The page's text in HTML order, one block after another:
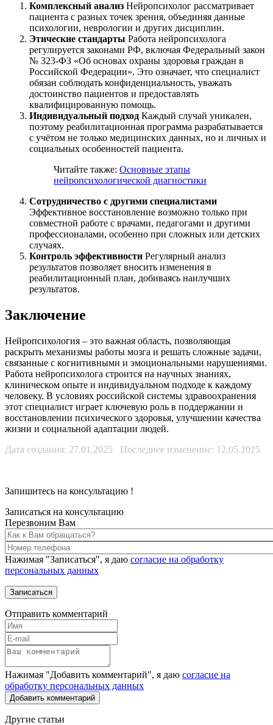
Комплексный анализ Нейропсихолог рассматривает
пациента с разных точек зрения, объединяя данные
психологии, неврологии и других дисциплин.
Этические стандарты Работа нейропсихолога
регулируется законами РФ, включая Федеральный закон
№ 323-ФЗ «Об основах охраны здоровья граждан в
Российской Федерации». Это означает, что специалист
обязан соблюдать конфиденциальность, уважать
достоинство пациентов и предоставлять
квалифицированную помощь.
Индивидуальный подход Каждый случай уникален,
поэтому реабилитационная программа разрабатывается
с учётом не только медицинских данных, но и личных и
социальных особенностей пациента.
Читайте также: Основные этапы
нейропсихологической диагностики
Сотрудничество с другими специалистами
Эффективное восстановление возможно только при
совместной работе с врачами, педагогами и другими
профессионалами, особенно при сложных или детских
случаях.
Контроль эффективности Регулярный анализ
результатов позволяет вносить изменения в
реабилитационный план, добиваясь наилучших
результатов.
Заключение
Нейропсихология – это важная область, позволяющая
раскрыть механизмы работы мозга и решать сложные задачи,
связанные с когнитивными и эмоциональными нарушениями.
Работа нейропсихолога строится на научных знаниях,
клиническом опыте и индивидуальном подходе к каждому
человеку. В условиях российской системы здравоохранения
этот специалист играет ключевую роль в поддержании и
восстановлении психического здоровья, улучшении качества
жизни и социальной адаптации людей.
Дата создания: 27.01.2025 Последнее изменение: 12.05.2025
Запишитесь на консультацию !
Записаться на консультацию
Перезвоним Вам
Нажимая "Записаться", я даю согласие на обработку
персональных данных
Отправить комментарий
Нажимая "Добавить комментарий", я даю согласие на
обработку персональных данных
Другие статьи